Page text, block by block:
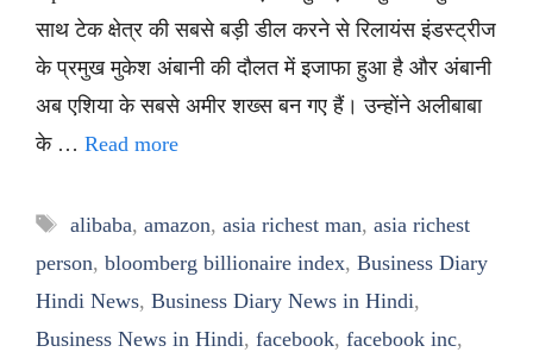
साथ टेक क्षेत्र की सबसे बड़ी डील करने से रिलायंस इंडस्ट्रीज
के प्रमुख मुकेश अंबानी की दौलत में इजाफा हुआ है और अंबानी
अब एशिया के सबसे अमीर शख्स बन गए हैं। उन्होंने अलीबाबा
के … Read more
Tags
alibaba, amazon, asia richest man, asia richest
person, bloomberg billionaire index, Business Diary
Hindi News, Business Diary News in Hindi,
Business News in Hindi, facebook, facebook inc,